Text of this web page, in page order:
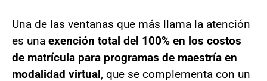
Una de las ventanas que más llama la atención
es una exención total del 100% en los costos
de matrícula para programas de maestría en
modalidad virtual, que se complementa con un